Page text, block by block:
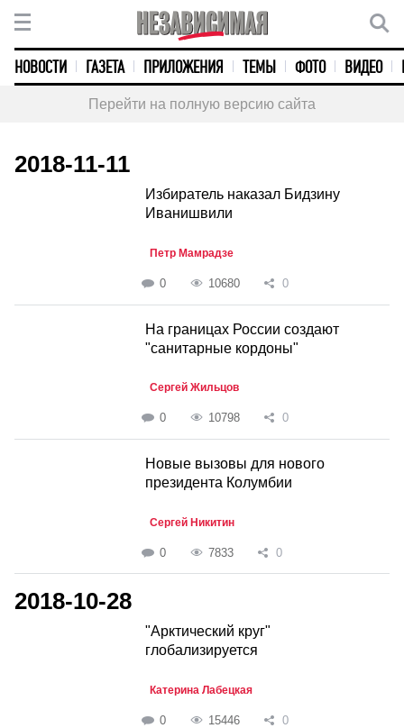
НОВОСТИ ГАЗЕТА ПРИЛОЖЕНИЯ ТЕМЫ ФОТО ВИДЕО
Перейти на полную версию сайта
2018-11-11
Избиратель наказал Бидзину
Иванишвили
Петр Мамрадзе
0 10680 0
На границах России создают
"санитарные кордоны"
Сергей Жильцов
0 10798 0
Новые вызовы для нового
президента Колумбии
Сергей Никитин
0 7833 0
2018-10-28
"Арктический круг"
глобализируется
Катерина Лабецкая
0 15446 0